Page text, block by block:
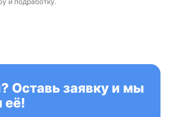
Оставь заявку и мы
её!